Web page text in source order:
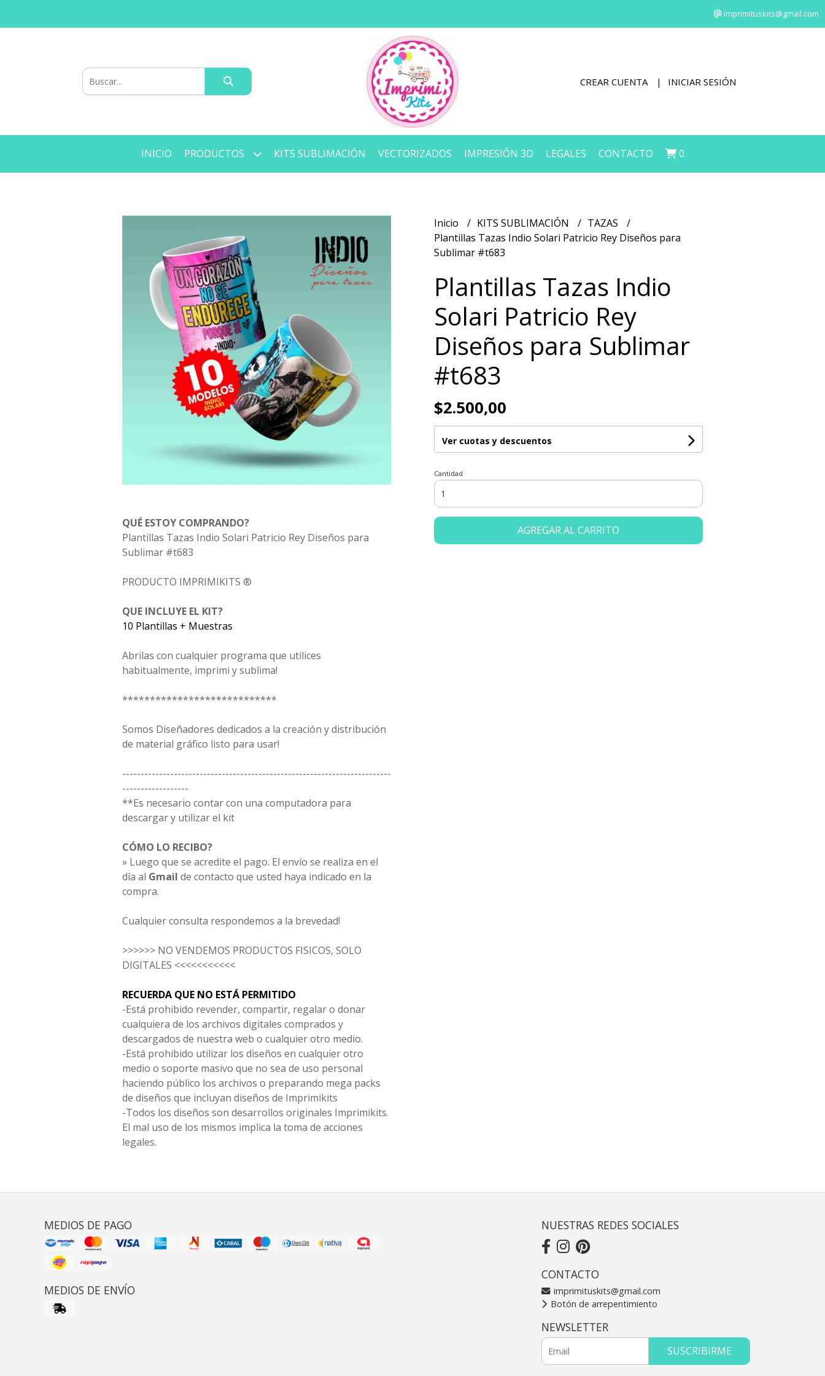
imprimituskits@gmail.com
CREAR CUENTA INICIAR SESIÓN
INICIO PRODUCTOS KITS SUBLIMACIÓN VECTORIZADOS IMPRESIÓN 3D LEGALES CONTACTO 0
QUÉ ESTOY COMPRANDO?
Plantillas Tazas Indio Solari Patricio Rey Diseños para
Sublimar #t683
PRODUCTO IMPRIMIKITS ®
QUE INCLUYE EL KIT?
10 Plantillas + Muestras
Abrilas con cualquier programa que utilices
habitualmente, imprimi y sublima!
****************************
Somos Diseñadores dedicados a la creación y distribución
de material gráfico listo para usar!
-------------------------------------------------------------------------
------------------
**Es necesario contar con una computadora para
descargar y utilizar el kit
CÓMO LO RECIBO?
» Luego que se acredite el pago. El envío se realiza en el
día al Gmail de contacto que usted haya indicado en la
compra.
Cualquier consulta respondemos a la brevedad!
>>>>>> NO VENDEMOS PRODUCTOS FISICOS, SOLO
DIGITALES <<<<<<<<<<<
RECUERDA QUE NO ESTÁ PERMITIDO
-Está prohibido revender, compartir, regalar o donar
cualquiera de los archivos digitales comprados y
descargados de nuestra web o cualquier otro medio.
-Está prohibido utilizar los diseños en cualquier otro
medio o soporte masivo que no sea de uso personal
haciendo público los archivos o preparando mega packs
de diseños que incluyan diseños de Imprimikits
-Todos los diseños son desarrollos originales Imprimikits.
El mal uso de los mismos implica la toma de acciones
legales.
Inicio KITS SUBLIMACIÓN
TAZAS
Plantillas Tazas Indio Solari Patricio Rey Diseños para
Sublimar #t683
Plantillas Tazas Indio
Solari Patricio Rey
Diseños para Sublimar
#t683
$2.500,00
Ver cuotas y descuentos
Cantidad
AGREGAR AL CARRITO
MEDIOS DE PAGO
MEDIOS DE ENVÍO
NUESTRAS REDES SOCIALES
CONTACTO
imprimituskits@gmail.com
Botón de arrepentimiento
NEWSLETTER
SUSCRIBIRME